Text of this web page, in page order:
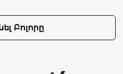
Բոլորը